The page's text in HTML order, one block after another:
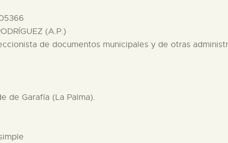
(A.P.)
de documentos municipales y de otras
de Garafía (La Palma).